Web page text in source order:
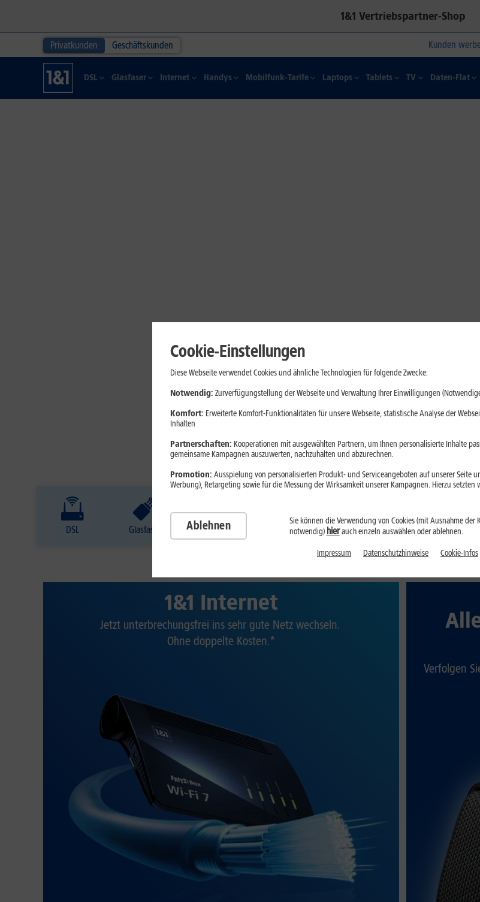
1&1 Vertriebspartner-Shop
Privatkunden Geschäftskunden Kunden
DSL Glasfaser Internet Handys Mobilfunk-Tarife Laptops Tablets TV Daten-Flat
DSL Glasfaser Internet Handys Mobilfunk-Tarife Laptops
1&1 Internet
Jetzt unterbrechungsfrei ins sehr gute Netz wechseln.
Ohne doppelte Kosten.*
Verfolgen
Cookie-Einstellungen
Diese Webseite verwendet Cookies und ähnliche Technologien für folgende Zwecke:
Notwendig: Zurverfügungstellung der Webseite und Verwaltung Ihrer Einwilligungen
Komfort: Erweiterte Komfort-Funktionalitäten für unsere Webseite, statistische Analyse der
Inhalten
Partnerschaften: Kooperationen mit ausgewählten Partnern, um Ihnen personalisierte Inhalte
gemeinsame Kampagnen auszuwerten, nachzuhalten und abzurechnen.
Promotion: Ausspielung von personalisierten Produkt- und Serviceangeboten auf unserer Seite
Werbung), Retargeting sowie für die Messung der Wirksamkeit unserer Kampagnen. Hierzu
Ablehnen
Sie können die Verwendung von Cookies (mit Ausnahme der
notwendig) hierauch einzeln auswählen oder ablehnen.
Impressum Datenschutzhinweise Cookie-Infos